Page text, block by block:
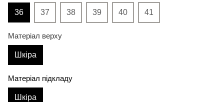
36 37 38 39 40 41
Матеріал верху
Шкіра
Матеріал підкладу
Шкіра